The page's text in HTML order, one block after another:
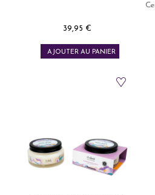
Prix
39,95 €
AJOUTER AU PANIER